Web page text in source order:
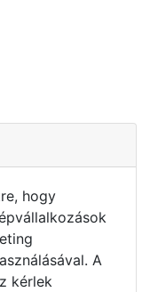
hogy
A
kérlek